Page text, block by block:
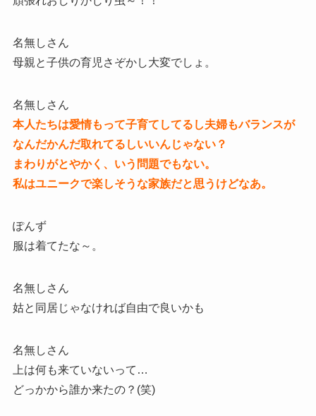
名無しさん
母親と子供の育児さぞかし大変でしょ。
名無しさん
本人たちは愛情もって子育てしてるし夫婦もバランスが
なんだかんだ取れてるしいいんじゃない？
まわりがとやかく、いう問題でもない。
私はユニークで楽しそうな家族だと思うけどなあ。
ぽんず
服は着てたな～。
名無しさん
姑と同居じゃなければ自由で良いかも
名無しさん
上は何も来ていないって…
どっかから誰か来たの？(笑)